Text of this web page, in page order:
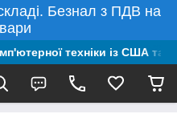
Безнал з ПДВ на
техніки із США та